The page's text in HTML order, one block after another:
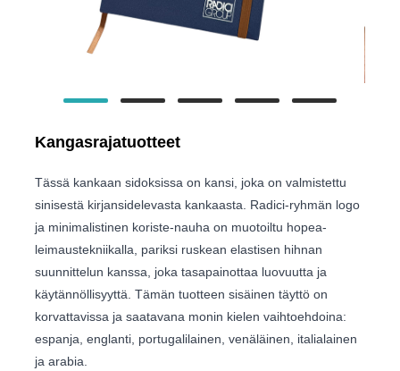
Kangasrajatuotteet
Tässä kankaan sidoksissa on kansi, joka on valmistettu
sinisestä kirjansidelevasta kankaasta. Radici-ryhmän logo
ja minimalistinen koriste-nauha on muotoiltu hopea-
leimaustekniikalla, pariksi ruskean elastisen hihnan
suunnittelun kanssa, joka tasapainottaa luovuutta ja
käytännöllisyyttä. Tämän tuotteen sisäinen täyttö on
korvattavissa ja saatavana monin kielen vaihtoehdoina:
espanja, englanti, portugalilainen, venäläinen, italialainen
ja arabia.